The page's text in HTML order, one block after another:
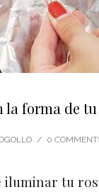
forma de
/ 0
iluminar tu